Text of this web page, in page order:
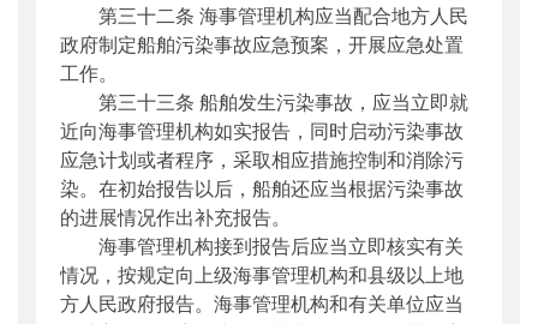
第三十二条 海事管理机构应当配合地方人民
政府制定船舶污染事故应急预案，开展应急处置
工作。
第三十三条 船舶发生污染事故，应当立即就
近向海事管理机构如实报告，同时启动污染事故
应急计划或者程序，采取相应措施控制和消除污
染。在初始报告以后，船舶还应当根据污染事故
的进展情况作出补充报告。
海事管理机构接到报告后应当立即核实有关
情况，按规定向上级海事管理机构和县级以上地
方人民政府报告。海事管理机构和有关单位应当